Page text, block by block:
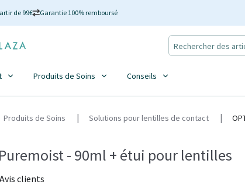
de 99€ Garantie 100% remboursé
Produits de Soins Conseils
Produits de Soins Solutions pour lentilles de contact
Puremoist - 90ml + étui pour lentilles
clients